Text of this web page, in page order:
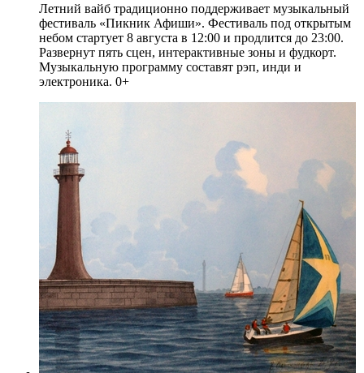
Летний вайб традиционно поддерживает музыкальный
фестиваль «Пикник Афиши». Фестиваль под открытым
небом стартует 8 августа в 12:00 и продлится до 23:00.
Развернут пять сцен, интерактивные зоны и фудкорт.
Музыкальную программу составят рэп, инди и
электроника. 0+